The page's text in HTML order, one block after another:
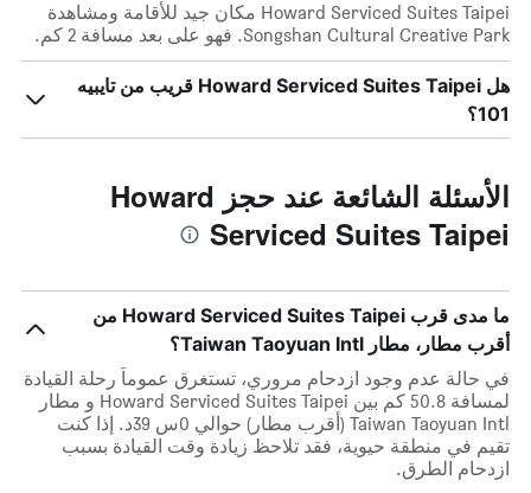
Howard Serviced Suites Taipei مكان جيد للأقامة ومشاهدة
Songshan Cultural Creative Park. فهو على بعد مسافة 2 كم.
هل Howard Serviced Suites Taipei قريب من تايبيه
101؟
الأسئلة الشائعة عند حجز Howard
Serviced Suites Taipei
ما مدى قرب Howard Serviced Suites Taipei من
أقرب مطار، مطار Taiwan Taoyuan Intl؟
في حالة عدم وجود ازدحام مروري، تستغرق عموماً رحلة القيادة
لمسافة 50.8 كم بين Howard Serviced Suites Taipei و مطار
Taiwan Taoyuan Intl (أقرب مطار) حوالي 0س 39د. إذا كنت
تقيم في منطقة حيوية، فقد تلاحظ زيادة وقت القيادة بسبب
ازدحام الطرق.